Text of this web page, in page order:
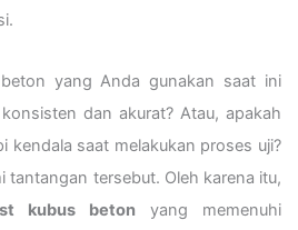
yang Anda gunakan saat ini
dan akurat? Atau, apakah
kendala saat melakukan proses uji?
tantangan tersebut. Oleh karena itu,
kubus beton yang memenuhi